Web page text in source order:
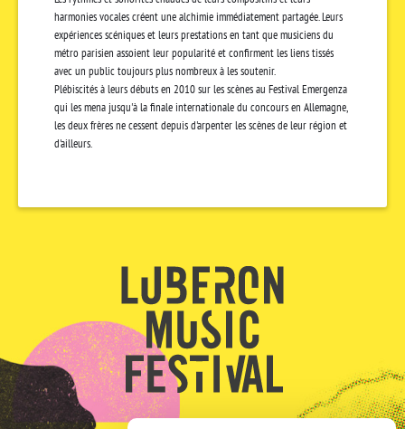
harmonies vocales créent une alchimie immédiatement partagée. Leurs
expériences scéniques et leurs prestations en tant que musiciens du
métro parisien assoient leur popularité et confirment les liens tissés
avec un public toujours plus nombreux à les soutenir.
Plébiscités à leurs débuts en 2010 sur les scènes au Festival Emergenza
qui les mena jusqu'à la finale internationale du concours en Allemagne,
les deux frères ne cessent depuis d'arpenter les scènes de leur région et
d'ailleurs.